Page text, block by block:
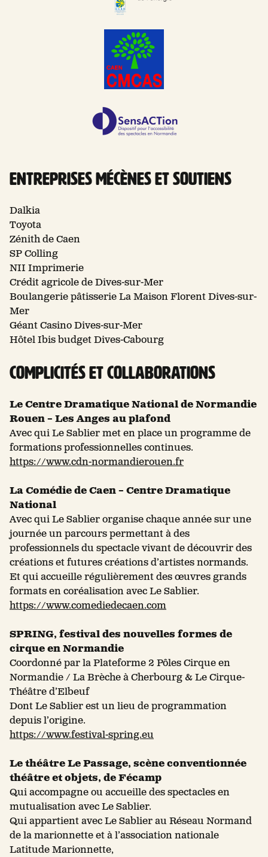
Entreprises Mécènes et soutiens
Dalkia
Toyota
Zénith de Caen
SP Colling
NII Imprimerie
Crédit agricole de Dives-sur-Mer
Boulangerie pâtisserie La Maison Florent Dives-sur-
Mer
Géant Casino Dives-sur-Mer
Hôtel Ibis budget Dives-Cabourg
Complicités et collaborations
Le Centre Dramatique National de Normandie
Rouen – Les Anges au plafond
Avec qui Le Sablier met en place un programme de
formations professionnelles continues.
https://www.cdn-normandierouen.fr
La Comédie de Caen – Centre Dramatique
National
Avec qui Le Sablier organise chaque année sur une
journée un parcours permettant à des
professionnels du spectacle vivant de découvrir des
créations et futures créations d’artistes normands.
Et qui accueille régulièrement des œuvres grands
formats en coréalisation avec Le Sablier.
https://www.comediedecaen.com
SPRING, festival des nouvelles formes de
cirque en Normandie
Coordonné par la Plateforme 2 Pôles Cirque en
Normandie / La Brèche à Cherbourg & Le Cirque-
Théâtre d’Elbeuf
Dont Le Sablier est un lieu de programmation
depuis l’origine.
https://www.festival-spring.eu
Le théâtre Le Passage, scène conventionnée
théâtre et objets, de Fécamp
Qui accompagne ou accueille des spectacles en
mutualisation avec Le Sablier.
Qui appartient avec Le Sablier au Réseau Normand
de la marionnette et à l’association nationale
Latitude Marionnette,